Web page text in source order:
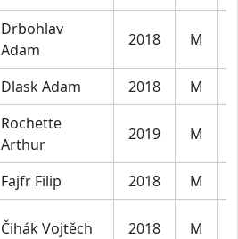
Drbohlav
Adam
2018 M
Dlask Adam 2018 M
Rochette
Arthur
2019 M
Fajfr Filip 2018 M
Čihák Vojtěch 2018 M